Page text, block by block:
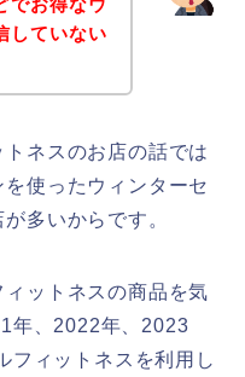
でお得なウ
していない
ネスのお店の話では
使ったウィンターセ
多いからです。
ットネスの商品を気
年、2022年、2023
フィットネスを利用し